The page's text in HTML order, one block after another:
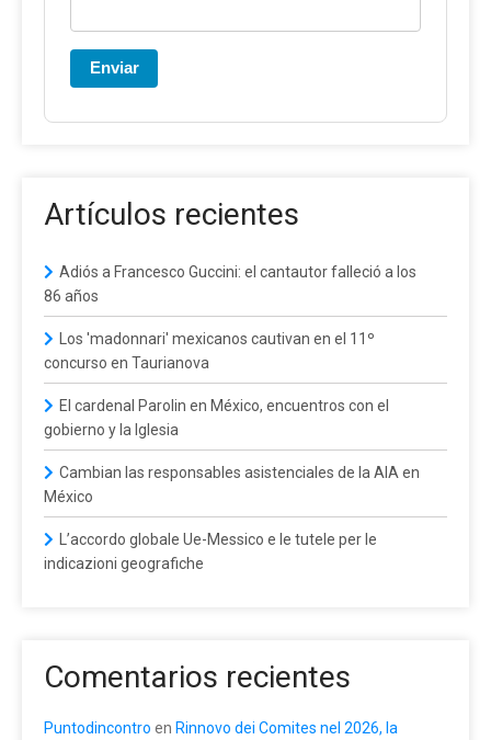
Enviar
Artículos recientes
Adiós a Francesco Guccini: el cantautor falleció a los
86 años
Los 'madonnari' mexicanos cautivan en el 11º
concurso en Taurianova
El cardenal Parolin en México, encuentros con el
gobierno y la Iglesia
Cambian las responsables asistenciales de la AIA en
México
L’accordo globale Ue-Messico e le tutele per le
indicazioni geografiche
Comentarios recientes
Puntodincontro en Rinnovo dei Comites nel 2026, la